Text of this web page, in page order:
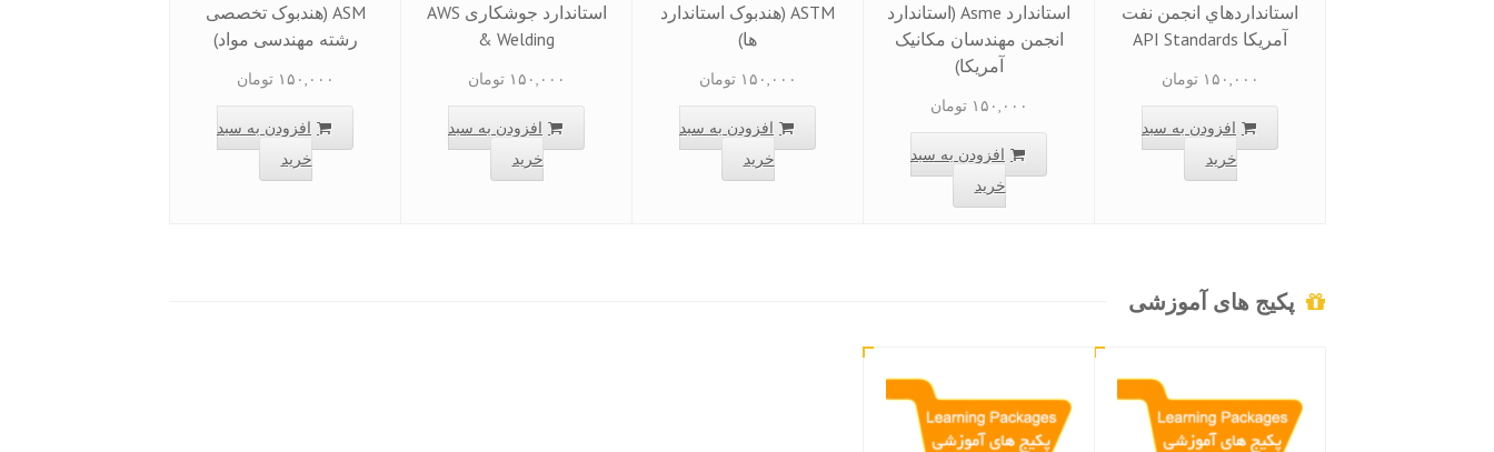
استانداردهاي انجمن نفت
آمريكا API Standards
۱۵۰,۰۰۰ تومان
افزودن به سبد
خرید
استاندارد Asme (استاندارد
انجمن مهندسان مکانیک
آمریکا)
۱۵۰,۰۰۰ تومان
افزودن به سبد
خرید
ASTM (هندبوک استاندارد
ها)
۱۵۰,۰۰۰ تومان
افزودن به سبد
خرید
استاندارد جوشکاری AWS
& Welding
۱۵۰,۰۰۰ تومان
افزودن به سبد
خرید
ASM (هندبوک تخصصی
رشته مهندسی مواد)
۱۵۰,۰۰۰ تومان
افزودن به سبد
خرید
پکیج های آموزشی